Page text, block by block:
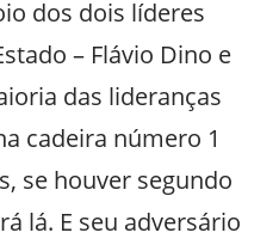
dos dois líderes
– Flávio Dino e
das lideranças
cadeira número 1
se houver segundo
lá. E seu adversário